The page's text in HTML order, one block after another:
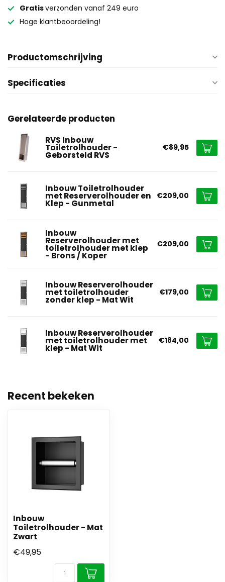
Gratisverzonden vanaf 249 euro
Hoge klantbeoordeling!
Productomschrijving
Specificaties
Gerelateerde producten
RVS Inbouw
Toiletrolhouder -
Geborsteld RVS
€89,95
Inbouw Toiletrolhouder
met Reserverolhouder en
Klep - Gunmetal
€209,00
Inbouw
Reserverolhouder met
toiletrolhouder met klep
- Brons / Koper
€209,00
Inbouw Reserverolhouder
met toiletrolhouder
zonder klep - Mat Wit
€179,00
Inbouw Reserverolhouder
met toiletrolhouder met
klep - Mat Wit
€184,00
Recent bekeken
Inbouw
Toiletrolhouder - Mat
Zwart
€49,95